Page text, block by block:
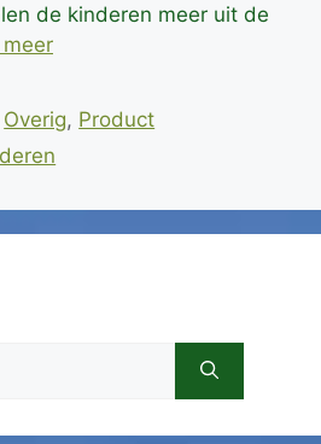
de kinderen meer uit de
Overig, Product